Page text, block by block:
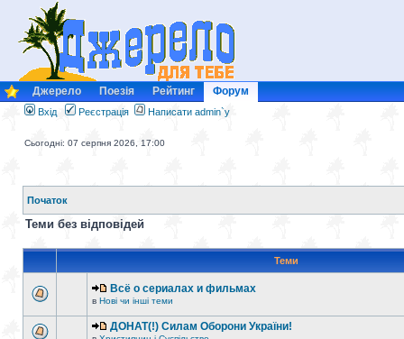
Джерело Поезія Рейтинг Форум
Вхід Реєстрація Написати admin`у
Сьогодні: 07 серпня 2026, 17:00
Початок
Теми без відповідей
Теми
Всё о сериалах и фильмах
в Нові чи інші теми
ДОНАТ(!) Силам Оборони України!